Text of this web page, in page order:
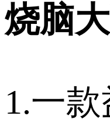
烧脑
1.一